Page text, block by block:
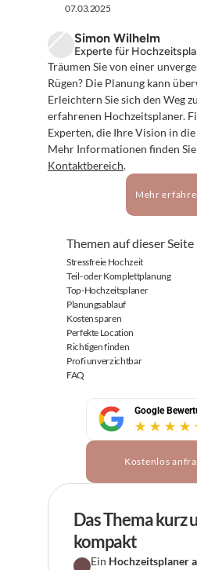
07.03.2025
Simon Wilhelm
Experte für
Träumen Sie von einer
Rügen? Die Planung kann
Erleichtern Sie sich den Weg
erfahrenen Hochzeitsplaner.
Experten, die Ihre Vision in
Kontaktbereich.
Mehr
Themen auf dieser Seite
Stressfreie Hochzeit
Teil- oder Komplettplanung
Top-Hochzeitsplaner
Planungsablauf
Kosten sparen
Perfekte Location
Richtigen finden
Profi unverzichtbar
FAQ
Google
Kostenlos
Das Thema kurz
kompakt
Ein Hochzeitsplaner